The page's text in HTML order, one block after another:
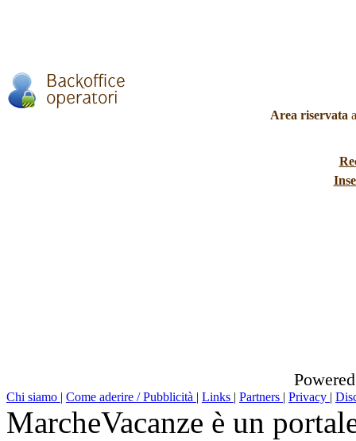
Area riservata
Chi siamo | Come aderire / Pubblicità | Links | Partners | Privacy |
MarcheVacanze è un